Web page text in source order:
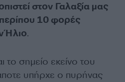
στον Γαλαξία μας
10 φορές
Ήλιο.
το σημείο εκείνο του
υπήρχε ο πυρήνας